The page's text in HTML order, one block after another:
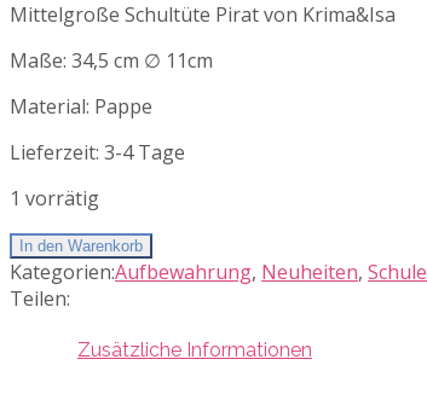
Mittelgroße Schultüte Pirat von Krima&Isa
Maße: 34,5 cm ∅ 11cm
Material: Pappe
Lieferzeit: 3-4 Tage
1 vorrätig
In den Warenkorb
Kategorien:Aufbewahrung, Neuheiten, Schule
Teilen:
Zusätzliche Informationen